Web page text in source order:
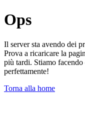
Ops
Il server sta avendo dei
Prova a ricaricare la
più tardi. Stiamo
perfettamente!
Torna alla home